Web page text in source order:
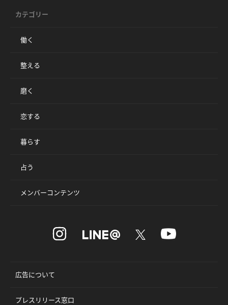
カテゴリー
働く
整える
磨く
恋する
暮らす
占う
メンバーコンテンツ
広告について
プレスリリース窓口